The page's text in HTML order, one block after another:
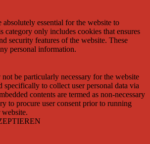
absolutely essential for the website to
category only includes cookies that ensures
security features of the website. These
personal information.
be particularly necessary for the website
specifically to collect user personal data via
contents are termed as non-necessary
to procure user consent prior to running